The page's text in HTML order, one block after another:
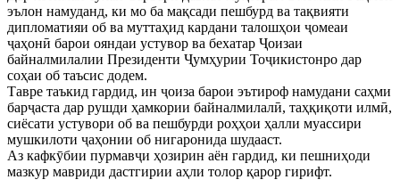
эълон намуданд, ки мо ба мақсади пешбурд ва тақвияти
дипломатияи об ва муттаҳид кардани талошҳои ҷомеаи
ҷаҳонӣ барои ояндаи устувор ва бехатар Ҷоизаи
байналмилалии Президенти Ҷумҳурии Тоҷикистонро дар
соҳаи об таъсис додем.
Тавре таъкид гардид, ин ҷоиза барои эътироф намудани саҳми
барҷаста дар рушди ҳамкории байналмилалӣ, таҳқиқоти илмӣ,
сиёсати устувори об ва пешбурди роҳҳои ҳалли муассири
мушкилоти ҷаҳонии об нигаронида шудааст.
Аз кафкӯбии пурмавҷи ҳозирин аён гардид, ки пешниҳоди
мазкур мавриди дастгирии аҳли толор қарор гирифт.